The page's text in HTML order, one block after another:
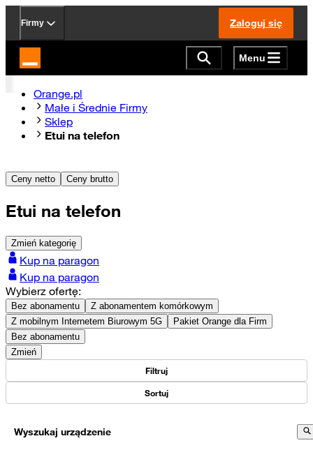
Firmy Zaloguj się
Strona główna Orange.pl Menu
Orange.pl
Małe i Średnie Firmy
Sklep
Etui na telefon
Ceny netto Ceny brutto
Etui na telefon
Zmień kategorię
Kup na paragon
Kup na paragon
Wybierz ofertę:
Bez abonamentu
Z abonamentem komórkowym
Z mobilnym Internetem Biurowym 5G
Pakiet Orange dla Firm
Bez abonamentu
Zmień
Filtruj
Sortuj
Wyszukaj urządzenie